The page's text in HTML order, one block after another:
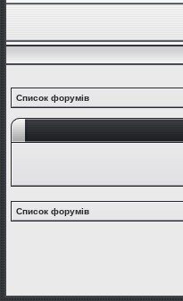
Список форумів
Список форумів